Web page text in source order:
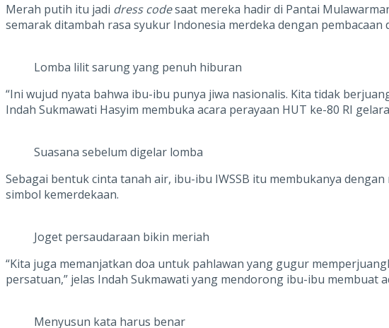
Merah putih itu jadi dress codesaat mereka hadir di Pantai
semarak ditambah rasa syukur Indonesia merdeka dengan pembacaan
Lomba lilit sarung yang penuh hiburan
“Ini wujud nyata bahwa ibu-ibu punya jiwa nasionalis. Kita tidak
Indah Sukmawati Hasyim membuka acara perayaan HUT ke-80 RI
Suasana sebelum digelar lomba
Sebagai bentuk cinta tanah air, ibu-ibu IWSSB itu membukanya
simbol kemerdekaan.
Joget persaudaraan bikin meriah
“Kita juga memanjatkan doa untuk pahlawan yang gugur
persatuan,” jelas Indah Sukmawati yang mendorong ibu-ibu membuat
Menyusun kata harus benar